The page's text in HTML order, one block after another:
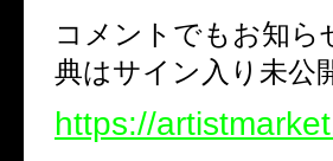
コメントでもお知
典はサイン入り未公
https://